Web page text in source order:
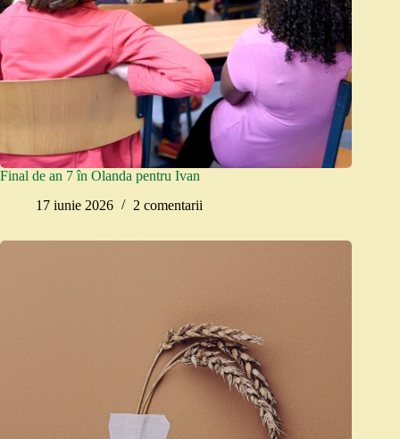
Final de an 7 în Olanda pentru Ivan
17 iunie 2026
2 comentarii